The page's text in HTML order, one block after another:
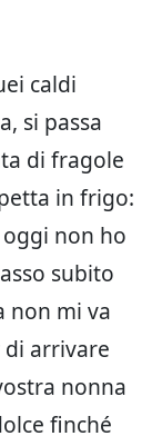
caldi
si passa
di fragole
in frigo:
oggi non ho
subito
non mi va
di arrivare
nonna
finché